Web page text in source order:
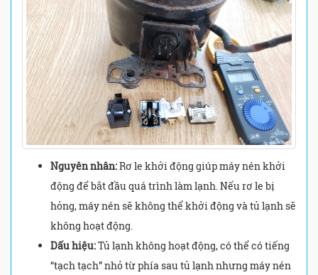
Nguyên nhân:Rơ le khởi động giúp máy nén khởi
động để bắt đầu quá trình làm lạnh. Nếu rơ le bị
hỏng, máy nén sẽ không thể khởi động và tủ lạnh sẽ
không hoạt động.
Dấu hiệu:Tủ lạnh không hoạt động, có thể có tiếng
“tạch tạch” nhỏ từ phía sau tủ lạnh nhưng máy nén